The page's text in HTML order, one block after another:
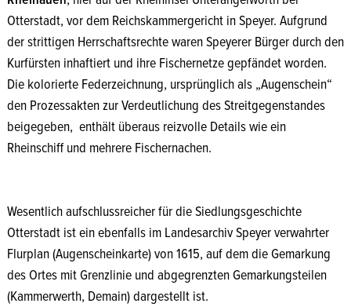
Otterstadt, vor dem Reichskammergericht in Speyer. Aufgrund
der strittigen Herrschaftsrechte waren Speyerer Bürger durch den
Kurfürsten inhaftiert und ihre Fischernetze gepfändet worden.
Die kolorierte Federzeichnung, ursprünglich als „Augenschein“
den Prozessakten zur Verdeutlichung des Streitgegenstandes
beigegeben, enthält überaus reizvolle Details wie ein
Rheinschiff und mehrere Fischernachen.
Wesentlich aufschlussreicher für die Siedlungsgeschichte
Otterstadt ist ein ebenfalls im Landesarchiv Speyer verwahrter
Flurplan (Augenscheinkarte) von 1615, auf dem die Gemarkung
des Ortes mit Grenzlinie und abgegrenzten Gemarkungsteilen
(Kammerwerth, Demain) dargestellt ist.